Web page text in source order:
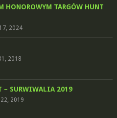
HONOROWYM TARGÓW HUNT
2024
2018
– SURWIWALIA 2019
2019